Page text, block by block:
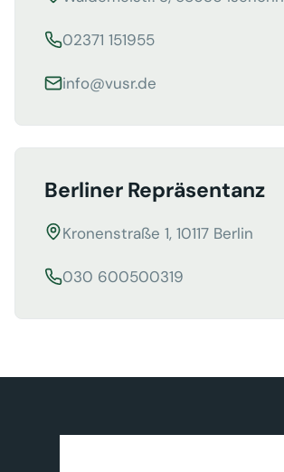
02371 151955
info@vusr.de
Berliner Repräsentanz
Kronenstraße 1, 10117 Berlin
030 600500319